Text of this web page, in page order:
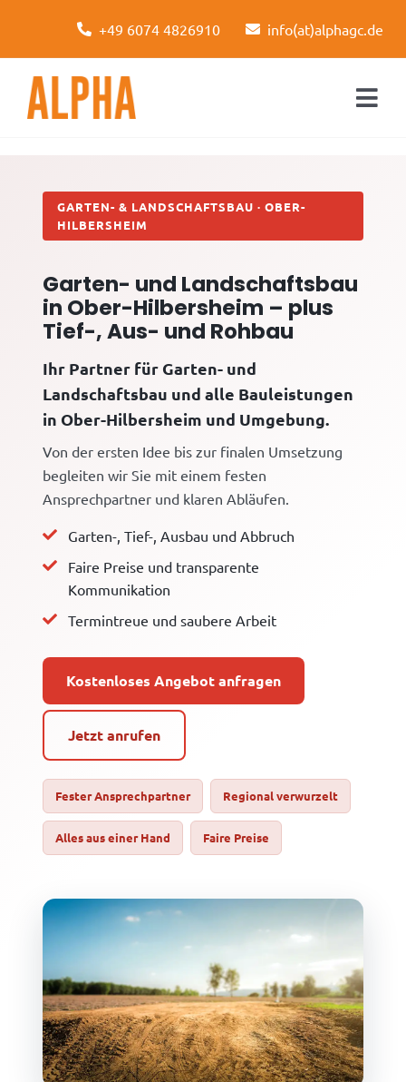
content
+49 6074 4826910 info(at)alphagc.de
Leistungen
Über uns
Kontakt
GARTEN- & LANDSCHAFTSBAU · OBER-
HILBERSHEIM
Garten- und Landschaftsbau
in Ober-Hilbersheim – plus
Tief-, Aus- und Rohbau
Ihr Partner für Garten- und
Landschaftsbau und alle Bauleistungen
in Ober-Hilbersheim und Umgebung.
Von der ersten Idee bis zur finalen Umsetzung
begleiten wir Sie mit einem festen
Ansprechpartner und klaren Abläufen.
Garten-, Tief-, Ausbau und Abbruch
Faire Preise und transparente
Kommunikation
Termintreue und saubere Arbeit
Kostenloses Angebot anfragen
Jetzt anrufen
Fester Ansprechpartner Regional verwurzelt
Alles aus einer Hand Faire Preise